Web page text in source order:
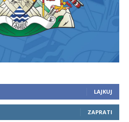
LAJKUJ
ZAPRATI